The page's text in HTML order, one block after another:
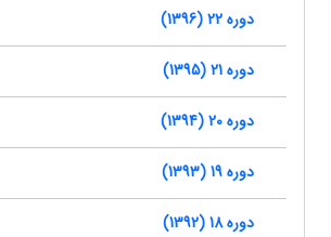
دوره 22 (1396)
دوره 21 (1395)
دوره 20 (1394)
دوره 19 (1393)
دوره 18 (1392)